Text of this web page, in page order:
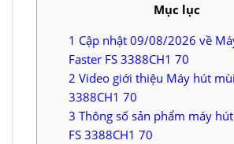
Mục lục
1 Cập nhật 09/08/2026 về
Faster FS 3388CH1 70
2 Video giới thiệu Máy hút
3388CH1 70
3 Thông số sản phẩm máy
FS 3388CH1 70